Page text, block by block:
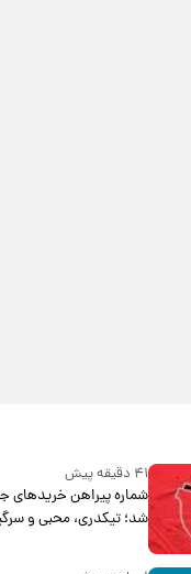
۴۱ دقیقه پیش
شماره پیراهن خریدهای
شد؛ تیکدری، محبی و